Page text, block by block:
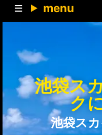
menu
池袋ス
ク
池袋ス